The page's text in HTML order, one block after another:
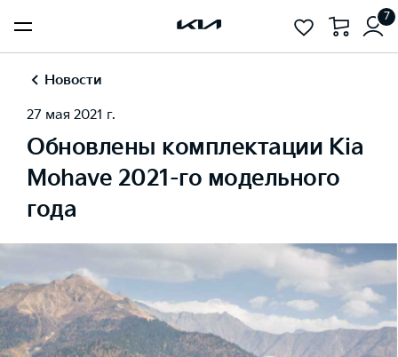
7
Новости
27 мая 2021 г.
Обновлены комплектации Kia
Mohave 2021-го модельного
года